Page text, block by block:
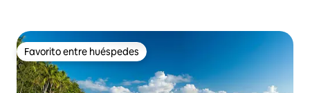
Favorito entre huéspedes
Favorito entre huéspedes